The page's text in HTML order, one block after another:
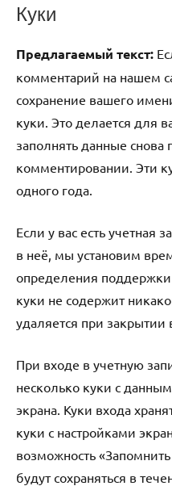
Куки
Предлагаемый текст:
комментарий на нашем
сохранение вашего
куки. Это делается для
заполнять данные снова
комментировании. Эти
одного года.
Если у вас есть учетная
в неё, мы установим
определения
куки не содержит
удаляется при закрытии
При входе в учетную
несколько куки с
экрана. Куки входа
куки с настройками
возможность
будут сохраняться в